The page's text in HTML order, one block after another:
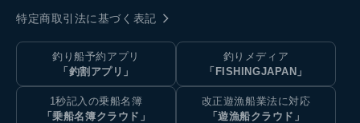
特定商取引法に基づく表記
釣り船予約アプリ
「釣割アプリ」
釣りメディア
「FISHINGJAPAN」
1秒記入の乗船名簿
「乗船名簿クラウド」
改正遊漁船業法に対応
「遊漁船クラウド」